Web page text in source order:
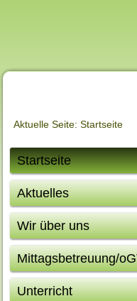
Aktuelle Seite:Startseite
Startseite
Aktuelles
Wir über uns
Mittagsbetreuung/
Unterricht